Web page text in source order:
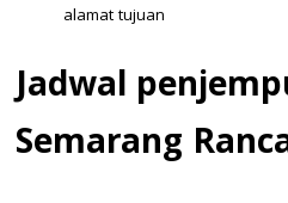
alamat tujuan
Jadwal
Semarang